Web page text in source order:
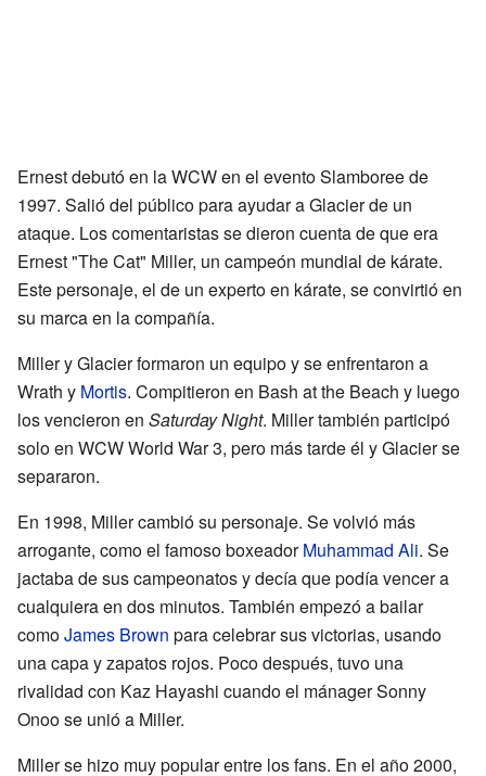
Ernest debutó en la WCW en el evento Slamboree de
1997. Salió del público para ayudar a Glacier de un
ataque. Los comentaristas se dieron cuenta de que era
Ernest "The Cat" Miller, un campeón mundial de kárate.
Este personaje, el de un experto en kárate, se convirtió en
su marca en la compañía.
Miller y Glacier formaron un equipo y se enfrentaron a
Wrath y Mortis. Compitieron en Bash at the Beach y luego
los vencieron en Saturday Night. Miller también participó
solo en WCW World War 3, pero más tarde él y Glacier se
separaron.
En 1998, Miller cambió su personaje. Se volvió más
arrogante, como el famoso boxeadorMuhammad Ali. Se
jactaba de sus campeonatos y decía que podía vencer a
cualquiera en dos minutos. También empezó a bailar
comoJames Brown para celebrar sus victorias, usando
una capa y zapatos rojos. Poco después, tuvo una
rivalidad con Kaz Hayashi cuando el mánager Sonny
Onoo se unió a Miller.
Miller se hizo muy popular entre los fans. En el año 2000,